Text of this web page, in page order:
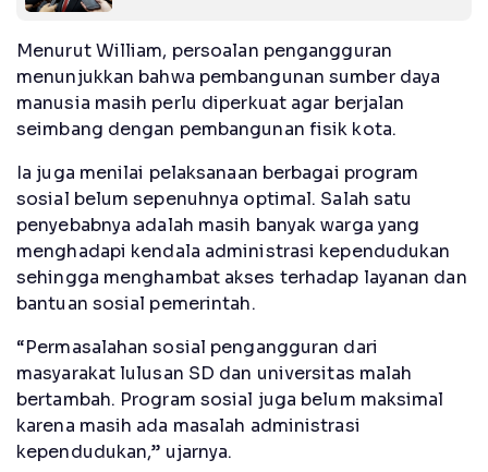
Menurut William, persoalan pengangguran
menunjukkan bahwa pembangunan sumber daya
manusia masih perlu diperkuat agar berjalan
seimbang dengan pembangunan fisik kota.
Ia juga menilai pelaksanaan berbagai program
sosial belum sepenuhnya optimal. Salah satu
penyebabnya adalah masih banyak warga yang
menghadapi kendala administrasi kependudukan
sehingga menghambat akses terhadap layanan dan
bantuan sosial pemerintah.
“Permasalahan sosial pengangguran dari
masyarakat lulusan SD dan universitas malah
bertambah. Program sosial juga belum maksimal
karena masih ada masalah administrasi
kependudukan,” ujarnya.